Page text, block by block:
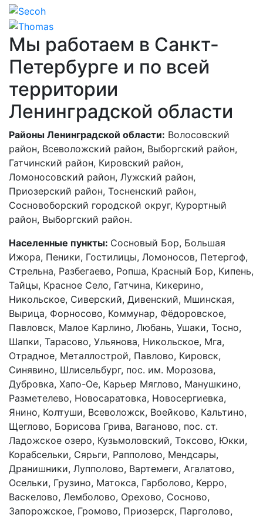
Мы работаем в Санкт-
Петербурге и по всей
территории
Ленинградской области
Районы Ленинградской области: Волосовский
район, Всеволожский район, Выборгский район,
Гатчинский район, Кировский район,
Ломоносовский район, Лужский район,
Приозерский район, Тосненский район,
Сосновоборский городской округ, Курортный
район, Выборгский район.
Населенные пункты: Сосновый Бор, Большая
Ижора, Пеники, Гостилицы, Ломоносов, Петергоф,
Стрельна, Разбегаево, Ропша, Красный Бор, Кипень,
Тайцы, Красное Село, Гатчина, Кикерино,
Никольское, Сиверский, Дивенский, Мшинская,
Вырица, Форносово, Коммунар, Фёдоровское,
Павловск, Малое Карлино, Любань, Ушаки, Тосно,
Шапки, Тарасово, Ульянова, Никольское, Мга,
Отрадное, Металлострой, Павлово, Кировск,
Синявино, Шлисельбург, пос. им. Морозова,
Дубровка, Хапо-Ое, Карьер Мяглово, Манушкино,
Разметелево, Новосаратовка, Новосергиевка,
Янино, Колтуши, Всеволожск, Воейково, Кальтино,
Щеглово, Борисова Грива, Ваганово, пос. ст.
Ладожское озеро, Кузьмоловский, Токсово, Юкки,
Корабсельки, Сярьги, Рапполово, Мендсары,
Дранишники, Лупполово, Вартемеги, Агалатово,
Осельки, Грузино, Матокса, Гарболово, Керро,
Васкелово, Лемболово, Орехово, Сосново,
Запорожское, Громово, Приозерск, Парголово,